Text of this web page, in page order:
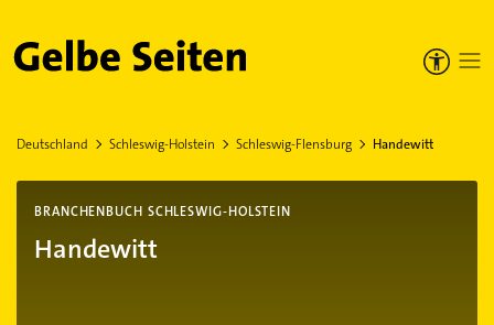
Gelbe Seiten
Deutschland Schleswig-Holstein Schleswig-Flensburg Handewitt
BRANCHENBUCH SCHLESWIG-HOLSTEIN
Handewitt